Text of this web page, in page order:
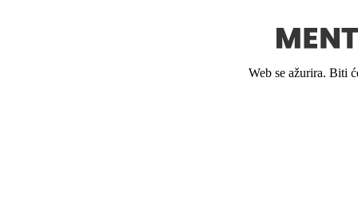
Web se ažurira. Biti